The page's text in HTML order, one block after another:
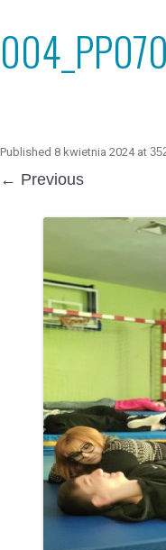
Published 8 kwietnia 2024at
← Previous